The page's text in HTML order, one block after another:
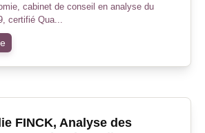
cabinet de conseil en analyse du
certifié Qua...
FINCK, Analyse des